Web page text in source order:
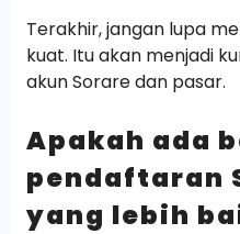
Terakhir, jangan lupa
kuat. Itu akan menjadi
akun Sorare dan pasar.
Apakah ada
pendaftaran
yang lebih